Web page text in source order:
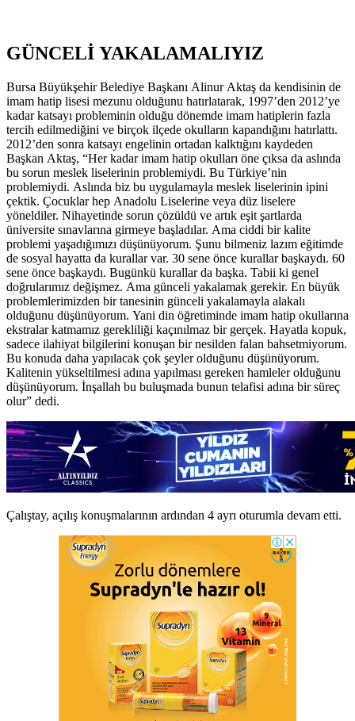
GÜNCELİ YAKALAMALIYIZ
Bursa Büyükşehir Belediye Başkanı Alinur Aktaş da kendisinin de
imam hatip lisesi mezunu olduğunu hatırlatarak, 1997’den 2012’ye
kadar katsayı probleminin olduğu dönemde imam hatiplerin fazla
tercih edilmediğini ve birçok ilçede okulların kapandığını hatırlattı.
2012’den sonra katsayı engelinin ortadan kalktığını kaydeden
Başkan Aktaş, “Her kadar imam hatip okulları öne çıksa da aslında
bu sorun meslek liselerinin problemiydi. Bu Türkiye’nin
problemiydi. Aslında biz bu uygulamayla meslek liselerinin ipini
çektik. Çocuklar hep Anadolu Liselerine veya düz liselere
yöneldiler. Nihayetinde sorun çözüldü ve artık eşit şartlarda
üniversite sınavlarına girmeye başladılar. Ama ciddi bir kalite
problemi yaşadığımızı düşünüyorum. Şunu bilmeniz lazım eğitimde
de sosyal hayatta da kurallar var. 30 sene önce kurallar başkaydı. 60
sene önce başkaydı. Bugünkü kurallar da başka. Tabii ki genel
doğrularımız değişmez. Ama günceli yakalamak gerekir. En büyük
problemlerimizden bir tanesinin günceli yakalamayla alakalı
olduğunu düşünüyorum. Yani din öğretiminde imam hatip okullarına
ekstralar katmamız gerekliliği kaçınılmaz bir gerçek. Hayatla kopuk,
sadece ilahiyat bilgilerini konuşan bir nesilden falan bahsetmiyorum.
Bu konuda daha yapılacak çok şeyler olduğunu düşünüyorum.
Kalitenin yükseltilmesi adına yapılması gereken hamleler olduğunu
düşünüyorum. İnşallah bu buluşmada bunun telafisi adına bir süreç
olur” dedi.
Çalıştay, açılış konuşmalarının ardından 4 ayrı oturumla devam etti.